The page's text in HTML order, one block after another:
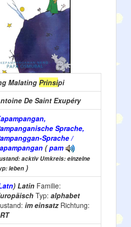
Malating Prinsipi
De Saint Exupéry
Sprache,
Sprache /
(pam
acktiv Umkreis: einzelne
leben )
) Latin Familie:
Typ: alphabet
im einsatz Richtung: